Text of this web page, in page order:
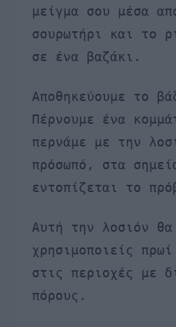
μείγμα σου μέσα
σουρωτήρι και το
σε ένα βαζάκι.
Αποθηκεύουμε το
Πέρνουμε ένα
περνάμε με την
πρόσωπό, στα
εντοπίζεται το
Αυτή την λοσιόν
χρησιμοποιείς
στις περιοχές με
πόρους.